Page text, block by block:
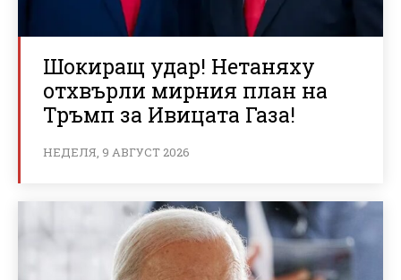
Шокиращ удар! Нетаняху
отхвърли мирния план на
Тръмп за Ивицата Газа!
НЕДЕЛЯ, 9 АВГУСТ 2026